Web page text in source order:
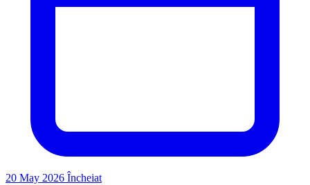
20 May 2026 Încheiat